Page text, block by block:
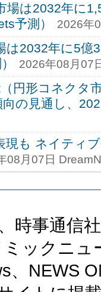
場は2032年に
予測）
2026年
は2032年に5億
2026年08月07
円形コネクタ
の見通し、
も ネイティ
08月07日
時事通信
ックニ
、NEWS